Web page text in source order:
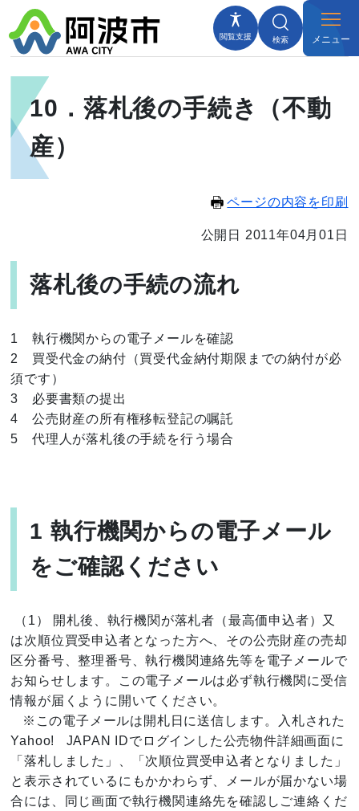
閲覧支援 検索 メニュー
10．落札後の手続き（不動
産）
ページの内容を印刷
公開日 2011年04月01日
落札後の手続の流れ
1 執行機関からの電子メールを確認
2 買受代金の納付（買受代金納付期限までの納付が必
須です）
3 必要書類の提出
4 公売財産の所有権移転登記の嘱託
5 代理人が落札後の手続を行う場合
1 執行機関からの電子メール
をご確認ください
（1） 開札後、執行機関が落札者（最高価申込者）又
は次順位買受申込者となった方へ、その公売財産の売却
区分番号、整理番号、執行機関連絡先等を電子メールで
お知らせします。この電子メールは必ず執行機関に受信
情報が届くように開いてください。
※この電子メールは開札日に送信します。入札された
Yahoo!
JAPAN IDでログインした公売物件詳細画面に
「落札しました」、「次順位買受申込者となりました」
と表示されているにもかかわらず、メールが届かない場
合には、同じ画面で執行機関連絡先を確認しご連絡くだ